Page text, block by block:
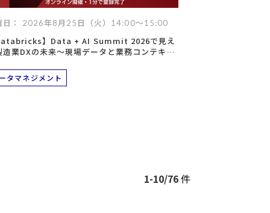
日： 2026年8月25日（火）14:00～15:00
】Data + AI Summit 2026で見え
造業DXの未来～現場データと業務コンテキス
タマネジメント
1-10/76件